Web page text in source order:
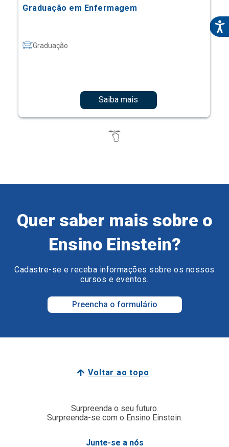
Graduação em Enfermagem
Graduação
Saiba mais
Quer saber mais sobre o
Ensino Einstein?
Cadastre-se e receba informações sobre os nossos
cursos e eventos.
Preencha o formulário
Voltar ao topo
Surpreenda o seu futuro.
Surpreenda-se com o Ensino Einstein.
Junte-se a nós